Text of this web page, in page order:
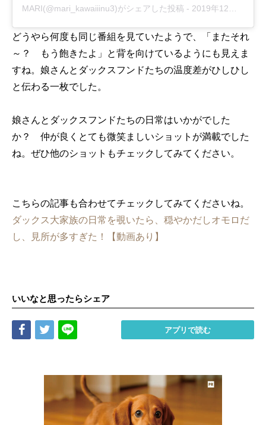
MARI(@mari_kawaiiinu3)がシェアした投稿 - 2019年12月月9日午後2時13分PST
どうやら何度も同じ番組を見ていたようで、「またそれ
～？ もう飽きたよ」と背を向けているようにも見えま
すね。娘さんとダックスフンドたちの温度差がひしひし
と伝わる一枚でした。
娘さんとダックスフンドたちの日常はいかがでした
か？ 仲が良くとても微笑ましいショットが満載でした
ね。ぜひ他のショットもチェックしてみてください。
こちらの記事も合わせてチェックしてみてくださいね。
ダックス大家族の日常を覗いたら、穏やかだしオモロだ
し、見所が多すぎた！【動画あり】
いいなと思ったらシェア
Share Tweet アプリで読む